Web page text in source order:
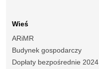
Wieś
ARiMR
Budynek gospodarczy
Dopłaty bezpośrednie 2024